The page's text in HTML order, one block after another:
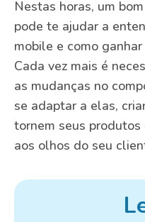
Nestas horas, um
pode te ajudar a
mobile e como
Cada vez mais é
as mudanças no
se adaptar a elas,
tornem seus
aos olhos do seu